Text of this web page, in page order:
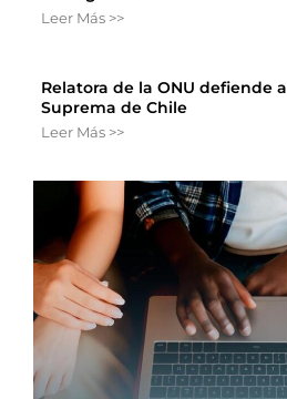
Leer Más >>
Relatora de la ONU defiende
Suprema de Chile
Leer Más >>